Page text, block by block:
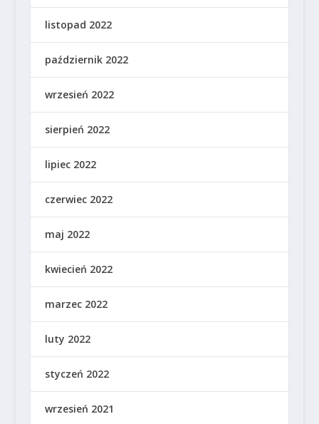
listopad 2022
październik 2022
wrzesień 2022
sierpień 2022
lipiec 2022
czerwiec 2022
maj 2022
kwiecień 2022
marzec 2022
luty 2022
styczeń 2022
wrzesień 2021